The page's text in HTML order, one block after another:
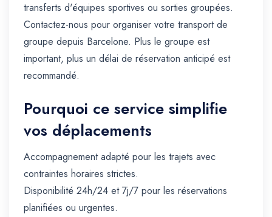
transferts d'équipes sportives ou sorties groupées.
Contactez-nous pour organiser votre transport de
groupe depuis Barcelone. Plus le groupe est
important, plus un délai de réservation anticipé est
recommandé.
Pourquoi ce service simplifie
vos déplacements
Accompagnement adapté pour les trajets avec
contraintes horaires strictes.
Disponibilité 24h/24 et 7j/7 pour les réservations
planifiées ou urgentes.